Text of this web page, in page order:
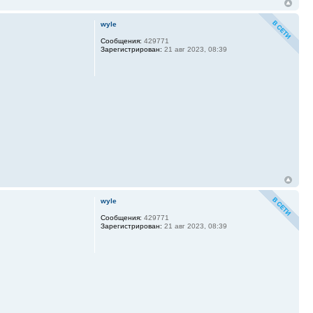
wyle
Сообщения: 429771
Зарегистрирован: 21 авг 2023, 08:39
wyle
Сообщения: 429771
Зарегистрирован: 21 авг 2023, 08:39